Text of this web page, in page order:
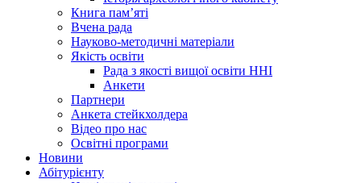
Книга памʼяті
Вчена рада
Науково-методичні матеріали
Якість освіти
Рада з якості вищої освіти ННІ
Анкети
Партнери
Анкета стейкхолдера
Відео про нас
Освітні програми
Hовини
Абітурієнту